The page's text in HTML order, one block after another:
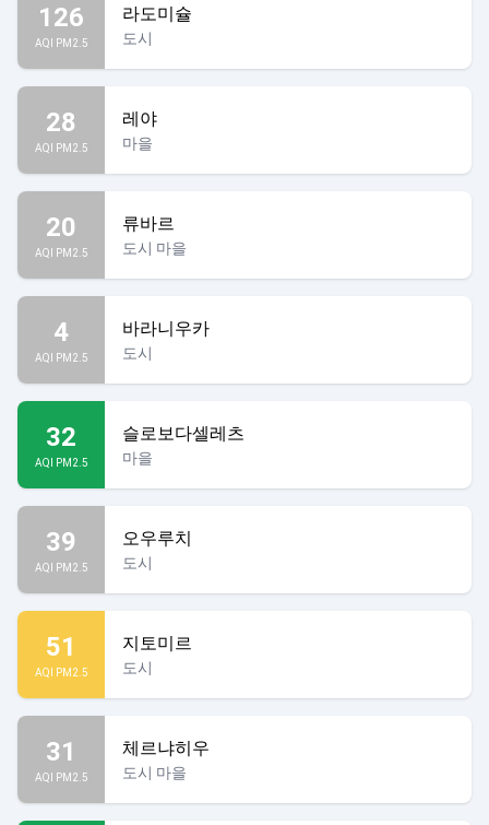
126
AQI PM2.5
라도미슐
도시
28
AQI PM2.5
레야
마을
20
AQI PM2.5
류바르
도시 마을
4
AQI PM2.5
바라니우카
도시
32
AQI PM2.5
슬로보다셀레츠
마을
39
AQI PM2.5
오우루치
도시
51
AQI PM2.5
지토미르
도시
31
AQI PM2.5
체르냐히우
도시 마을